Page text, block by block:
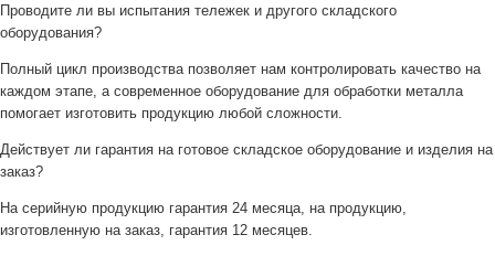
Проводите ли вы испытания тележек и другого складского
оборудования?
Полный цикл производства позволяет нам контролировать качество на
каждом этапе, а современное оборудование для обработки металла
помогает изготовить продукцию любой сложности.
Действует ли гарантия на готовое складское оборудование и изделия на
заказ?
На серийную продукцию гарантия 24 месяца, на продукцию,
изготовленную на заказ, гарантия 12 месяцев.